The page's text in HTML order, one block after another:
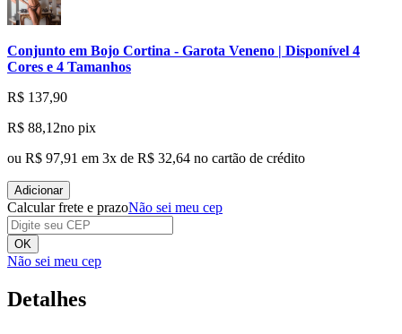
Conjunto em Bojo Cortina - Garota Veneno | Disponível 4
Cores e 4 Tamanhos
R$ 137,90
R$ 88,12no pix
ou R$ 97,91 em 3x de R$ 32,64 no cartão de crédito
Adicionar
Calcular frete e prazoNão sei meu cep
OK
Não sei meu cep
Detalhes